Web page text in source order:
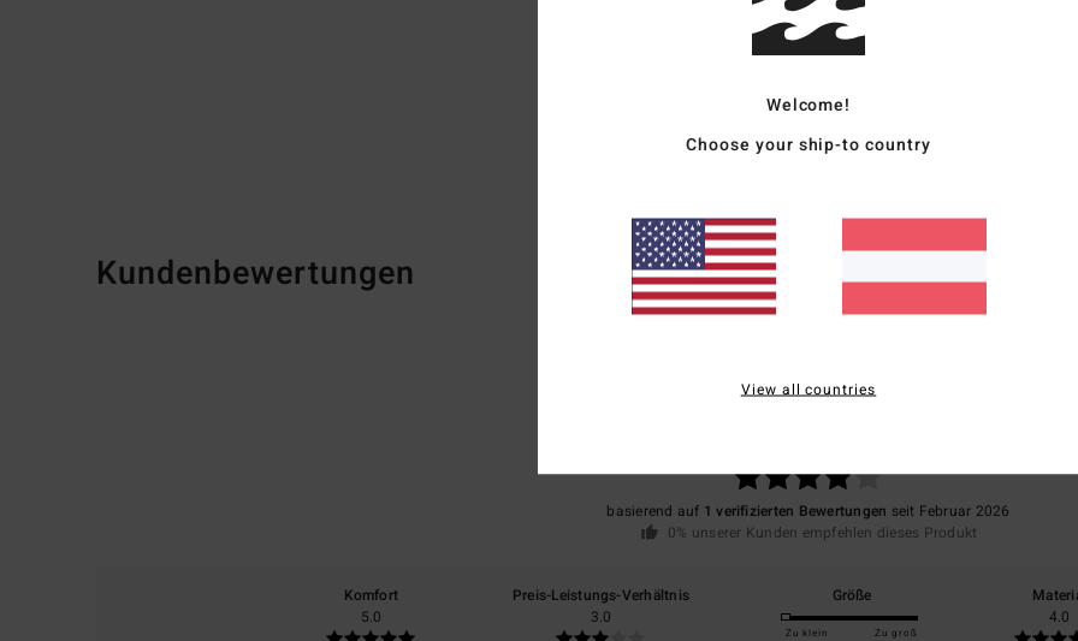
Kundenbewertungen
4.0
basierend auf 1 verifizierten Bewertungen seit Februar 2026
0% unserer Kunden empfehlen dieses Produkt
Komfort
5.0
Preis-Leistungs-Verhältnis
3.0
Größe
Zu klein Zu groß
4.0
Welcome!
Choose your ship-to country
View all countries